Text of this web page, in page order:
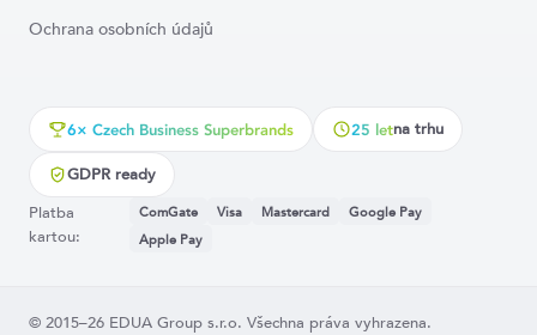
Ochrana osobních údajů
6× Czech Business Superbrands 25 letna trhu
GDPR ready
Platba
kartou:
ComGate Visa Mastercard
Google Pay
Apple Pay
© 2015–26 EDUA Group s.r.o. Všechna práva vyhrazena.